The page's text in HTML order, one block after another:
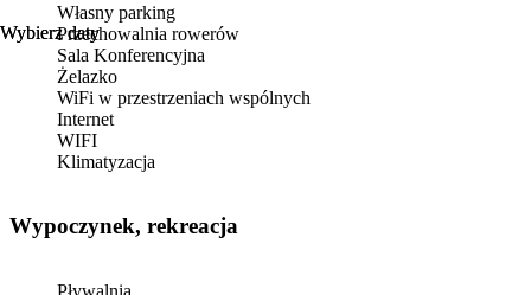
Wybierz daty
Wybierz daty
Własny parking
Przechowalnia rowerów
Sala Konferencyjna
Żelazko
WiFi w przestrzeniach wspólnych
Internet
WIFI
Klimatyzacja
Wypoczynek, rekreacja
Pływalnia